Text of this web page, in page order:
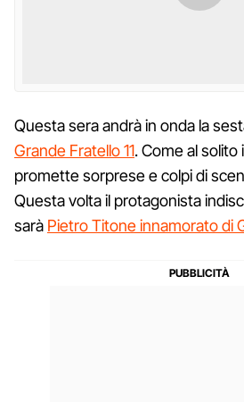
Questa sera andrà in onda la
Grande Fratello 11. Come al
promette sorprese e colpi di
Questa volta il protagonista
sarà Pietro Titone innamorato di